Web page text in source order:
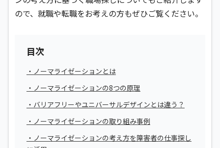
ので、就職や転職をお考えの方もぜひご覧ください。
目次
・ノーマライゼーションとは
・ノーマライゼーションの8つの原理
・バリアフリーやユニバーサルデザインとは違う？
・ノーマライゼーションの取り組み事例
・ノーマライゼーションの考え方を障害者の仕事探し